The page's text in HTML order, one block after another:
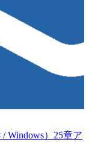
Windows）25章ア